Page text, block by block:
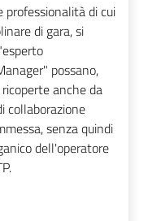
di cui
di gara, si
possano,
anche da
collaborazione
senza quindi
dell'operatore